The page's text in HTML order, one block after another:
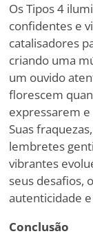
Os Tipos 4
confidentes e
catalisadores
criando uma
um ouvido
florescem
expressarem
Suas
lembretes
vibrantes
seus desafios,
autenticidade
Conclusão